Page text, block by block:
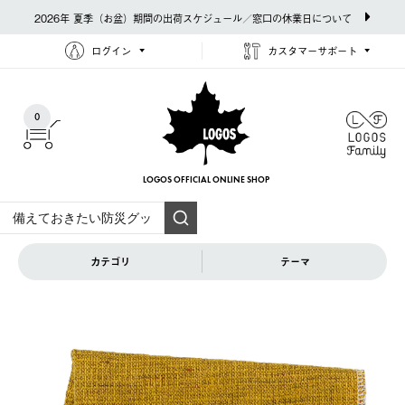
2026年 夏季（お盆）期間の出荷スケジュール／窓口の休業日について
ログイン カスタマーサポート
0
LOGOS OFFICIAL ONLINE SHOP
カテゴリ テーマ